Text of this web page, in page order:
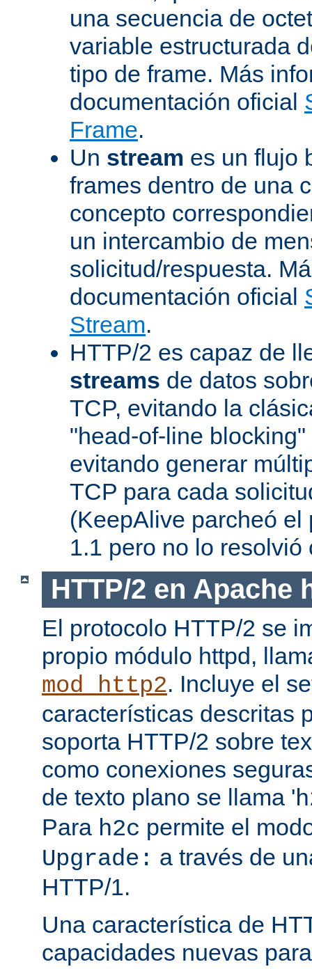
una secuencia de
variable estructurada
tipo de frame. Más
documentación oficial
Frame.
Un stream es un flujo
frames dentro de una
concepto
un intercambio de
solicitud/respuesta.
documentación oficial
Stream.
HTTP/2 es capaz de
streams de datos
TCP, evitando la
"head-of-line
evitando generar
TCP para cada
(KeepAlive parcheó el
1.1 pero no lo resolvió
HTTP/2 en Apache
El protocolo HTTP/2 se
propio módulo httpd,
mod_http2. Incluye el
características descritas
soporta HTTP/2 sobre
como conexiones
de texto plano se llama '
Para h2c permite el
Upgrade: a través de
HTTP/1.
Una característica de
capacidades nuevas